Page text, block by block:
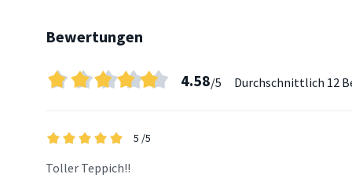
Bewertungen
4.58/5 Durchschnittlich 12
5 /5
Toller Teppich!!